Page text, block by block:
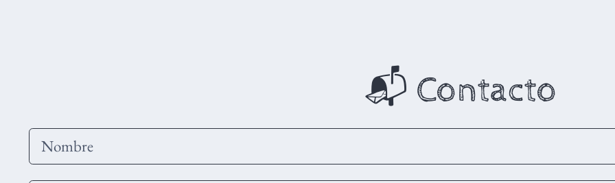
📬 Contacto
Nombre